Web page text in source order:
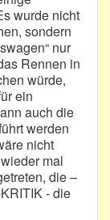
wurde nicht
sondern
nur
Rennen in
würde,
ein
auch die
werden
nicht
mal
die –
- die